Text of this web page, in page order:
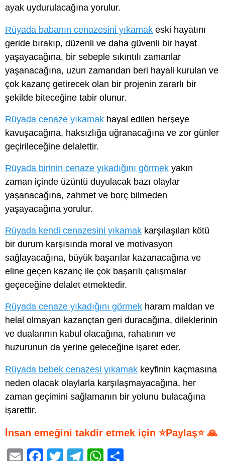
ayak uydurulacağına yorulur.
Rüyada babanın cenazesini yıkamak eski hayatını
geride bırakıp, düzenli ve daha güvenli bir hayat
yaşayacağına, bir sebeple sıkıntılı zamanlar
yaşanacağına, uzun zamandan beri hayali kurulan ve
çok kazanç getirecek olan bir projenin zararlı bir
şekilde biteceğine tabir olunur.
Rüyada cenaze yıkamak hayal edilen herşeye
kavuşacağına, haksızlığa uğranacağına ve zor günler
geçirileceğine delalettir.
Rüyada birinin cenaze yıkadığını görmek yakın
zaman içinde üzüntü duyulacak bazı olaylar
yaşanacağına, zahmet ve borç bilmeden
yaşayacağına yorulur.
Rüyada kendi cenazesini yıkamak karşılaşılan kötü
bir durum karşısında moral ve motivasyon
sağlayacağına, büyük başarılar kazanacağına ve
eline geçen kazanç ile çok başarılı çalışmalar
geçeceğine delalet etmektedir.
Rüyada cenaze yıkadığını görmek haram maldan ve
helal olmayan kazançtan geri duracağına, dileklerinin
ve dualarının kabul olacağına, rahatının ve
huzurunun da yerine geleceğine işaret eder.
Rüyada bebek cenazesi yıkamak keyfinin kaçmasına
neden olacak olaylarla karşılaşmayacağına, her
zaman geçimini sağlamanın bir yolunu bulacağına
işarettir.
İnsan emeğini takdir etmek için ⭐Paylaş⭐ 🙏
E
F
T
T
W